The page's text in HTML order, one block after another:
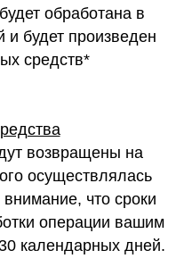
обработана в
и будет произведен
средств*
возвращены на
осуществлялась
что сроки
операции вашим
календарных дней.